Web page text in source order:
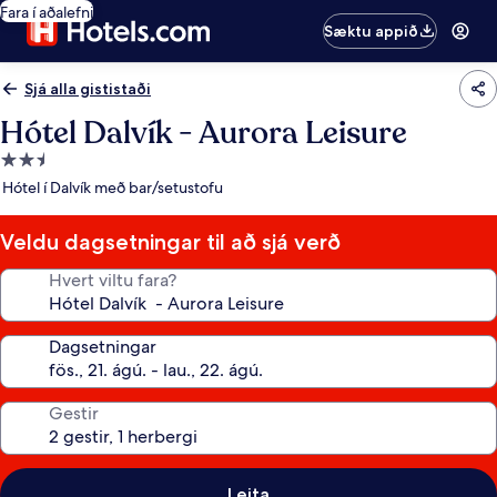
Fara í aðalefni
Sæktu appið
Sjá alla gististaði
Hótel Dalvík - Aurora Leisure
2.5
stjörnu
Hótel í Dalvík með bar/setustofu
Veldu dagsetningar til að sjá verð
Hvert viltu fara?
Dagsetningar
Gestir